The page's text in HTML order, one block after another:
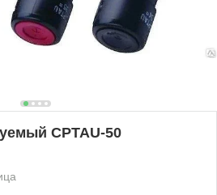
CPTAU-50